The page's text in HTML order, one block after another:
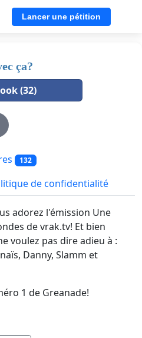
Lancer une pétition
ça?
(32)
132
de confidentialité
adorez l'émission Une
de vrak.tv! Et bien
voulez pas dire adieu à :
Danny, Slamm et
1 de Greanade!